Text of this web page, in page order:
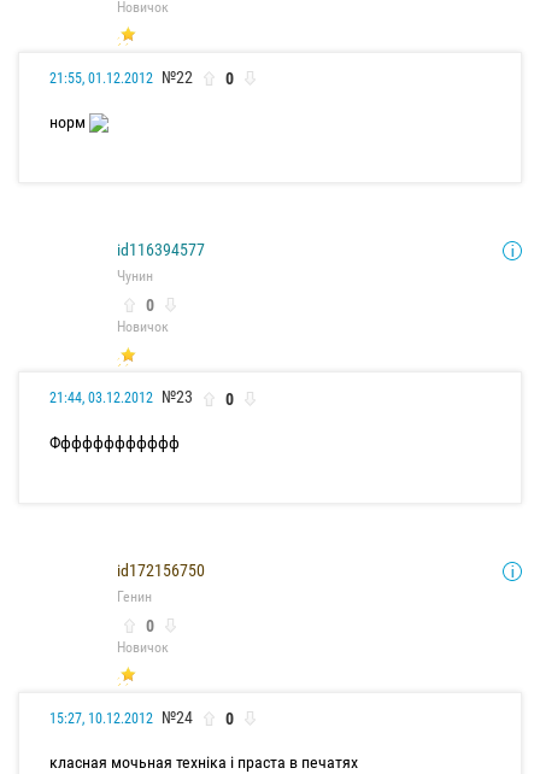
Новичок
21:55, 01.12.2012 №22 0
норм
id116394577
Чунин
0
Новичок
21:44, 03.12.2012 №23 0
Фффффффффффф
id172156750
Генин
0
Новичок
15:27, 10.12.2012 №24 0
класная мочьная техніка і праста в печатях